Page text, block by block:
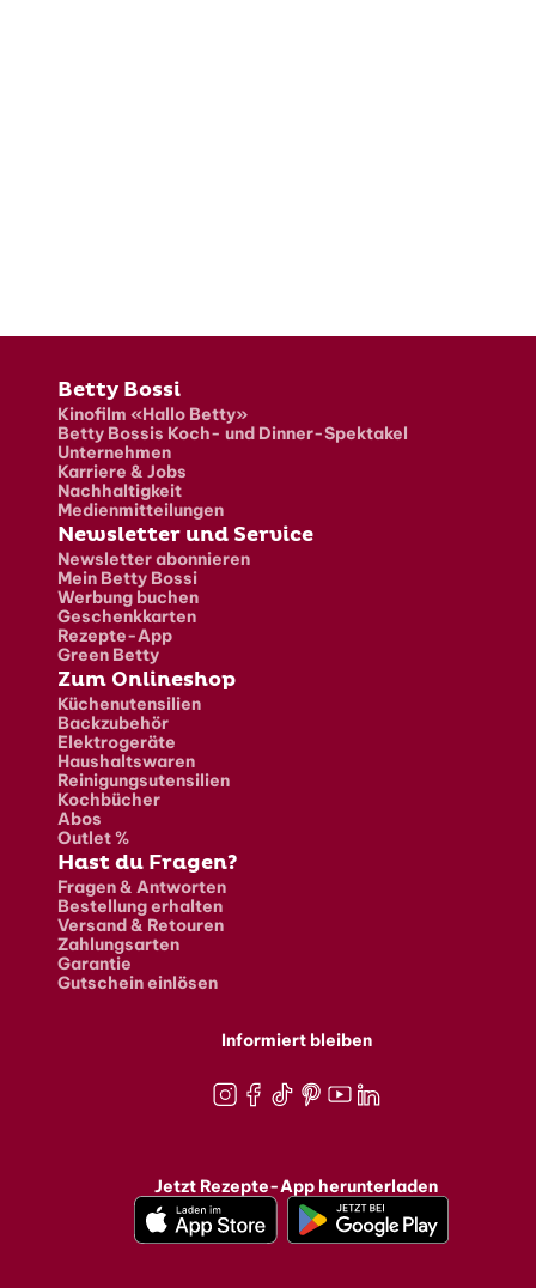
Fusszeile
Betty Bossi
Kinofilm «Hallo Betty»
Betty Bossis Koch- und Dinner-Spektakel
Unternehmen
Karriere & Jobs
Nachhaltigkeit
Medienmitteilungen
Newsletter und Service
Newsletter abonnieren
Mein Betty Bossi
Werbung buchen
Geschenkkarten
Rezepte-App
Green Betty
Zum Onlineshop
Küchenutensilien
Backzubehör
Elektrogeräte
Haushaltswaren
Reinigungsutensilien
Kochbücher
Abos
Outlet %
Hast du Fragen?
Fragen & Antworten
Bestellung erhalten
Versand & Retouren
Zahlungsarten
Garantie
Gutschein einlösen
Informiert bleiben
Jetzt Rezepte-App herunterladen